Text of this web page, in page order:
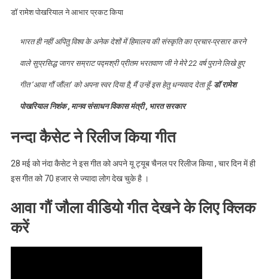
डॉ रामेश पोखरियाल ने आभार प्रकट किया
भारत ही नहीं अपितु विश्व के अनेक देशों में हिमालय की संस्कृति का प्रचार-प्रसार करने
वाले सुप्रसिद्ध जागर सम्राट पद्मश्री प्रीतम भरतवाण जी ने मेरे 22 वर्ष पुराने लिखे हुए
गीत ‘आवा गौं जौंला’ को अपना स्वर दिया है, मैं उन्हें इस हेतु धन्यवाद देता हूँ-डॉ रामेश
पोखरियाल निशंक , मानव संसाधन विकास मंत्री , भारत सरकार
नन्दा कैसेट ने रिलीज किया गीत
28 मई को नंदा कैसेट ने इस गीत को अपने यू ट्यूब चैनल पर रिलीज किया , चार दिन में ही
इस गीत को 70 हजार से ज्यादा लोग देख चुके है ।
आवा गौं जौला वीडियो गीत देखने के लिए क्लिक
करें